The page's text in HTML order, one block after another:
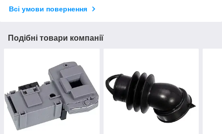
Всі умови повернення
Подібні товари компанії